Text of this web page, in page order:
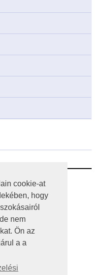
cookie-at
hogy
nem
Ön az
a a